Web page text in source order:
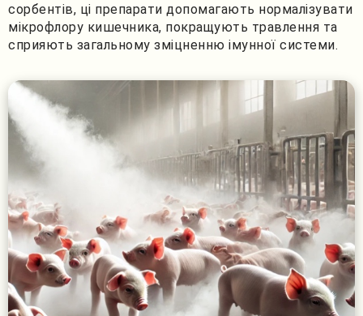
сорбентів, ці препарати допомагають нормалізувати
мікрофлору кишечника, покращують травлення та
сприяють загальному зміцненню імунної системи.